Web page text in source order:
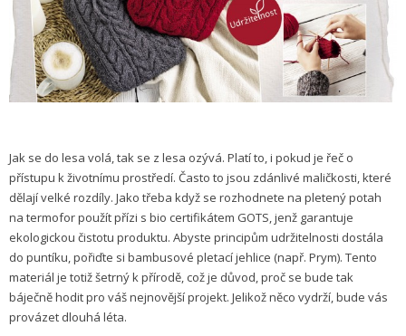
Jak se do lesa volá, tak se z lesa ozývá. Platí to, i pokud je řeč o
přístupu k životnímu prostředí. Často to jsou zdánlivé maličkosti, které
dělají velké rozdíly. Jako třeba když se rozhodnete na pletený potah
na termofor použít přízi s bio certifikátem GOTS, jenž garantuje
ekologickou čistotu produktu. Abyste principům udržitelnosti dostála
do puntíku, pořiďte si bambusové pletací jehlice (např. Prym). Tento
materiál je totiž šetrný k přírodě, což je důvod, proč se bude tak
báječně hodit pro váš nejnovější projekt. Jelikož něco vydrží, bude vás
provázet dlouhá léta.